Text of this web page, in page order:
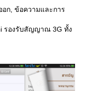
อก, ข้อความและการ
รองรับสัญญาณ 3G ทั้ง